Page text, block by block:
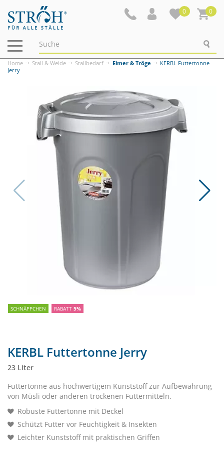
0 0
Navigation
ein-/ausblenden
Home Stall & Weide Stallbedarf Eimer & Tröge
KERBL Futtertonne
Jerry
SCHNÄPPCHEN RABATT 5%
KERBL Futtertonne Jerry
23 Liter
Futtertonne aus hochwertigem Kunststoff zur Aufbewahrung
von Müsli oder anderen trockenen Futtermitteln.
Robuste Futtertonne mit Deckel
Schützt Futter vor Feuchtigkeit & Insekten
Leichter Kunststoff mit praktischen Griffen